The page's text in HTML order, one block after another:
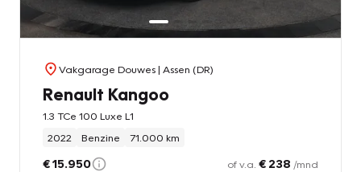
Vakgarage Douwes| Assen (DR)
Renault Kangoo
1.3 TCe 100 Luxe L1
2022
Benzine 71.000 km
€ 15.950 of v.a. € 238 /mnd